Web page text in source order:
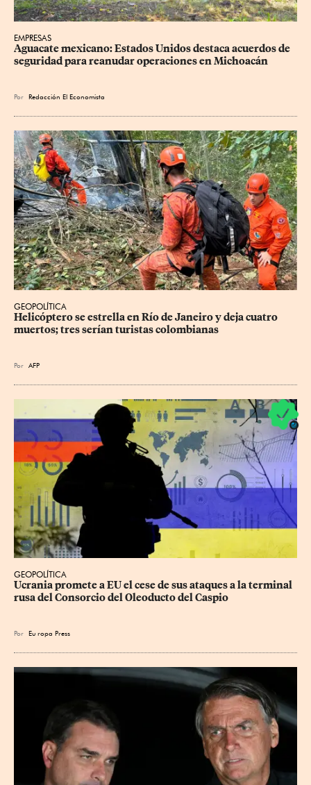
EMPRESAS
Aguacate mexicano: Estados Unidos destaca acuerdos de
seguridad para reanudar operaciones en Michoacán
Por Redacción El Economista
GEOPOLÍTICA
Helicóptero se estrella en Río de Janeiro y deja cuatro
muertos; tres serían turistas colombianas
Por AFP
GEOPOLÍTICA
Ucrania promete a EU el cese de sus ataques a la terminal
rusa del Consorcio del Oleoducto del Caspio
Por Eu ropa Press